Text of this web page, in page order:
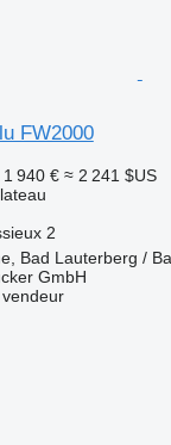
FW2000
1 940 € ≈ 2 241 $US
2
Bad Lauterberg /
GmbH